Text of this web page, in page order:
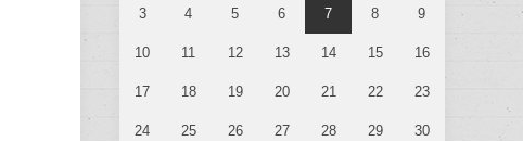
3 4 5 6 7 8 9
10 11 12 13 14 15 16
17 18 19 20 21 22 23
24 25 26 27 28 29 30